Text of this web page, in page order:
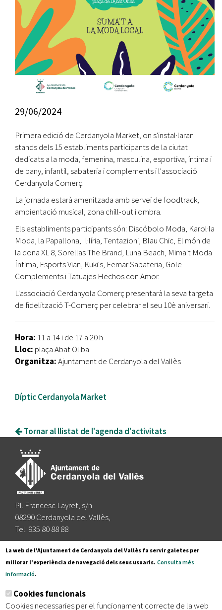
29/06/2024
Primera edició de Cerdanyola Market, on s'instal·laran
stands dels 15 establiments participants de la ciutat
dedicats a la moda, femenina, masculina, esportiva, íntima i
de bany, infantil, sabateria i complements i l'associació
Cerdanyola Comerç.
La jornada estarà amenitzada amb servei de foodtrack,
ambientació musical, zona chill-out i ombra.
Els establiments participants són: Discóbolo Moda, Karol·la
Moda, la Papallona, Il·líria, Tentazioni, Blau Chic, El món de
la dona XL 8, Sorellas The Brand, Luna Beach, Mima't Moda
Íntima, Esports Vian, Kuki's, Femar Sabateria, Gole
Complements i Tatuajes Hechos con Amor.
L'associació Cerdanyola Comerç presentarà la seva targeta
de fidelització T-Comerç per celebrar el seu 10è aniversari.
Hora: 11 a 14 i de 17 a 20 h
Lloc: plaça Abat Oliba
Organitza:Ajuntament de Cerdanyola del Vallès
Díptic Cerdanyola Market
Tornar al llistat de l'agenda d'activitats
Pl. Francesc Layret, s/n
08290 Cerdanyola del Vallès,
Tel. 935 80 88 88
Segueix-nos a:
Subscriu-te al nostre butlletí
La web de l'Ajuntament de Cerdanyola del Vallès fa servir galetes per
millorar l'experiència de navegació dels seus usuaris. Consulta més
informació.
Cookies funcionals
Cookies necessaries per el funcionament correcte de la web